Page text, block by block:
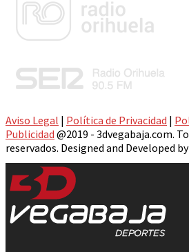
Aviso Legal | Política de Privacidad |
Publicidad @2019 - 3dvegabaja.com.
reservados. Designed and Developed by